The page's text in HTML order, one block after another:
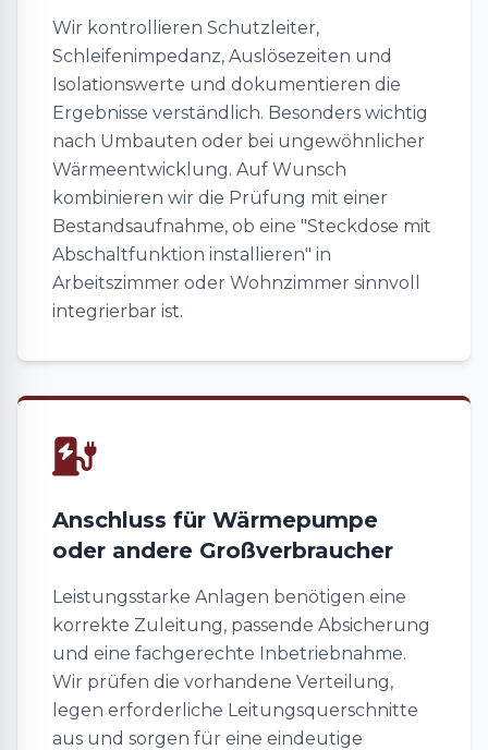
Wir kontrollieren Schutzleiter,
Schleifenimpedanz, Auslösezeiten und
Isolationswerte und dokumentieren die
Ergebnisse verständlich. Besonders wichtig
nach Umbauten oder bei ungewöhnlicher
Wärmeentwicklung. Auf Wunsch
kombinieren wir die Prüfung mit einer
Bestandsaufnahme, ob eine "Steckdose mit
Abschaltfunktion installieren" in
Arbeitszimmer oder Wohnzimmer sinnvoll
integrierbar ist.
Anschluss für Wärmepumpe
oder andere Großverbraucher
Leistungsstarke Anlagen benötigen eine
korrekte Zuleitung, passende Absicherung
und eine fachgerechte Inbetriebnahme.
Wir prüfen die vorhandene Verteilung,
legen erforderliche Leitungsquerschnitte
aus und sorgen für eine eindeutige